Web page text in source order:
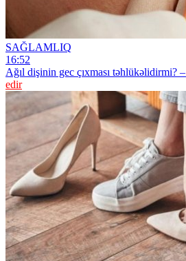
SAĞLAMLIQ
16:52
Ağıl dişinin gec çıxması təhlükəlidirmi? –
edir